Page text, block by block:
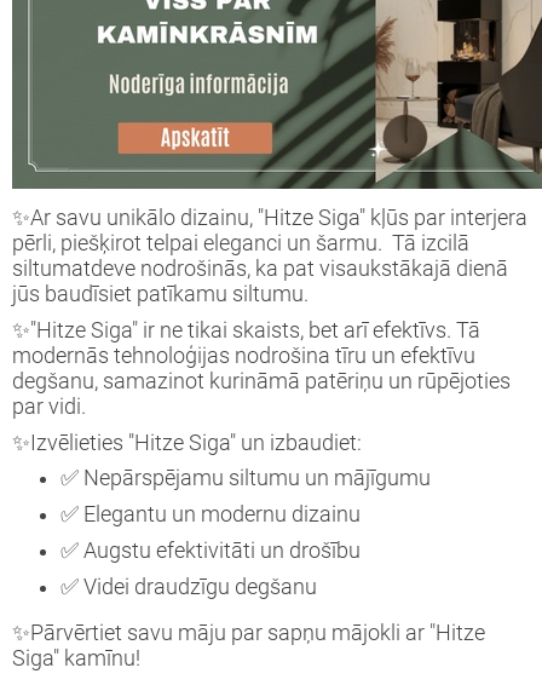
✨Ar savu unikālo dizainu, "Hitze Siga" kļūs par interjera
pērli, piešķirot telpai eleganci un šarmu. Tā izcilā
siltumatdeve nodrošinās, ka pat visaukstākajā dienā
jūs baudīsiet patīkamu siltumu.
✨"Hitze Siga" ir ne tikai skaists, bet arī efektīvs. Tā
modernās tehnoloģijas nodrošina tīru un efektīvu
degšanu, samazinot kurināmā patēriņu un rūpējoties
par vidi.
✨Izvēlieties "Hitze Siga" un izbaudiet:
✅ Nepārspējamu siltumu un mājīgumu
✅ Elegantu un modernu dizainu
✅ Augstu efektivitāti un drošību
✅ Videi draudzīgu degšanu
✨Pārvērtiet savu māju par sapņu mājokli ar "Hitze
Siga" kamīnu!